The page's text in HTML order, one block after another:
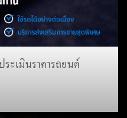
ะเมินราคารถยนต์